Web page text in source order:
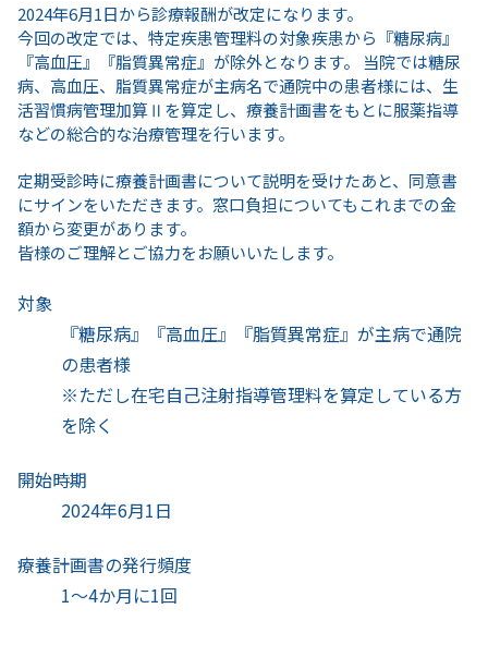
2024年6月1日から診療報酬が改定になります。
今回の改定では、特定疾患管理料の対象疾患から『糖尿病』
『高血圧』『脂質異常症』が除外となります。 当院では糖尿
病、高血圧、脂質異常症が主病名で通院中の患者様には、生
活習慣病管理加算Ⅱを算定し、療養計画書をもとに服薬指導
などの総合的な治療管理を行います。
定期受診時に療養計画書について説明を受けたあと、同意書
にサインをいただきます。窓口負担についてもこれまでの金
額から変更があります。
皆様のご理解とご協力をお願いいたします。
対象
『糖尿病』『高血圧』『脂質異常症』が主病で通院
の患者様
※ただし在宅自己注射指導管理料を算定している方
を除く
開始時期
2024年6月1日
療養計画書の発行頻度
1～4か月に1回